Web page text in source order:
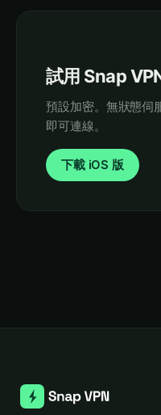
試用 Snap VPN
預設加密。無狀態
即可連線。
下載 iOS 版